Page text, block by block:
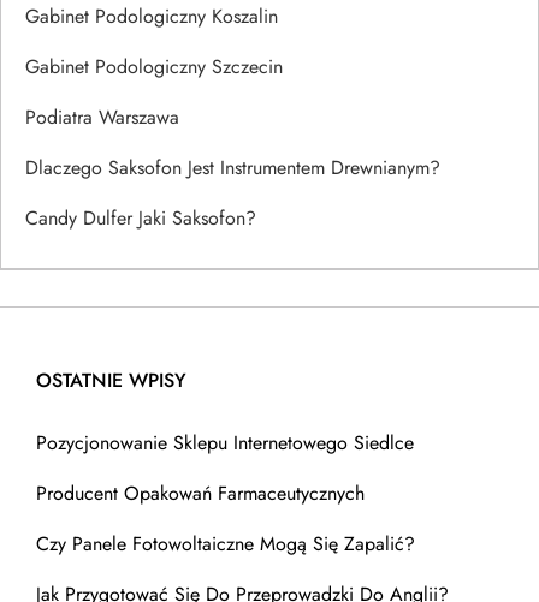
Gabinet Podologiczny Koszalin
Gabinet Podologiczny Szczecin
Podiatra Warszawa
Dlaczego Saksofon Jest Instrumentem Drewnianym?
Candy Dulfer Jaki Saksofon?
OSTATNIE WPISY
Pozycjonowanie Sklepu Internetowego Siedlce
Producent Opakowań Farmaceutycznych
Czy Panele Fotowoltaiczne Mogą Się Zapalić?
Jak Przygotować Się Do Przeprowadzki Do Anglii?